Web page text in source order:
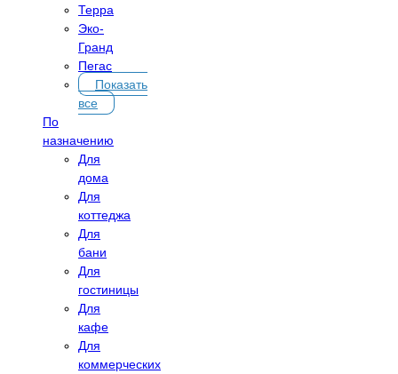
Терра
Эко-
Гранд
Пегас
Показать
все
По
назначению
Для
дома
Для
коттеджа
Для
бани
Для
гостиницы
Для
кафе
Для
коммерческих